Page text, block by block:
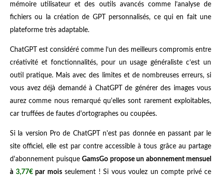
mémoire utilisateur et des outils avancés comme l’analyse de
fichiers ou la création de GPT personnalisés, ce qui en fait une
plateforme très adaptable.
ChatGPT est considéré comme l’un des meilleurs compromis entre
créativité et fonctionnalités, pour un usage généraliste c’est un
outil pratique. Mais avec des limites et de nombreuses erreurs, si
vous avez déjà demandé à ChatGPT de générer des images vous
aurez comme nous remarqué qu'elles sont rarement exploitables,
car truffées de fautes d'ortographes ou coupées.
Si la version Pro de ChatGPT n'est pas donnée en passant par le
site officiel, elle est par contre accessible à tous grâce au partage
d'abonnement puisque GamsGo propose un abonnement mensuel
à 3,77€par moisseulement ! Si vous voulez un compte privé ce